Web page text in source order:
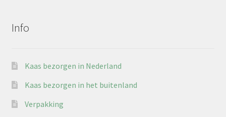
Info
Kaas bezorgen in Nederland
Kaas bezorgen in het buitenland
Verpakking